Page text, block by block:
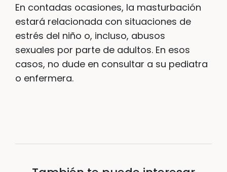
En contadas ocasiones, la masturbación
estará relacionada con situaciones de
estrés del niño o, incluso, abusos
sexuales por parte de adultos. En esos
casos, no dude en consultar a su pediatra
o enfermera.